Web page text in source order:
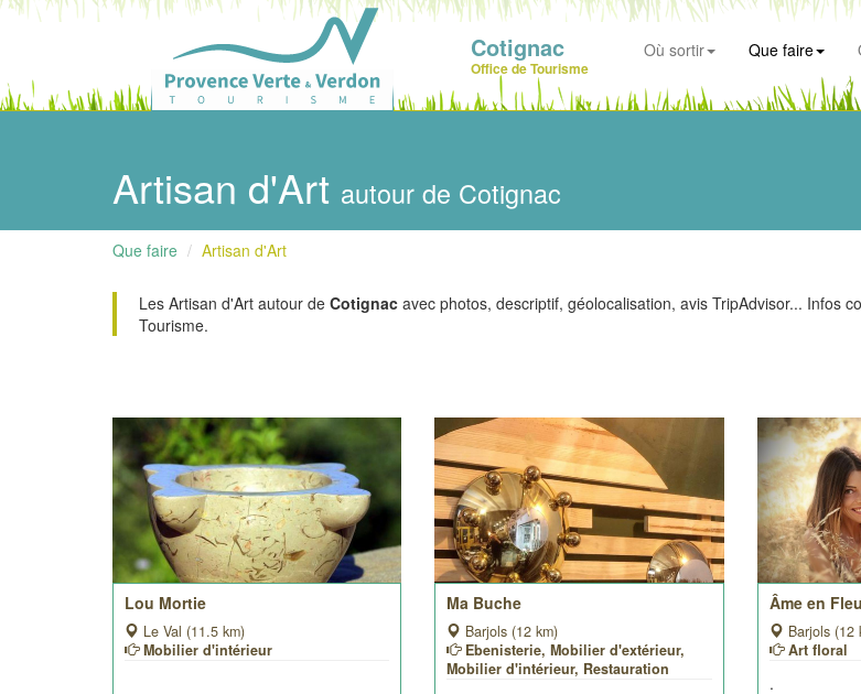
Cotignac
Office de Tourisme
Où sortir Que faire
Artisan d'Art autour de Cotignac
Que faire Artisan d'Art
Les Artisan d'Art autour de Cotignac avec photos, descriptif, géolocalisation, avis TripAdvisor... Infos
Tourisme.
Lou Mortie
Le Val (11.5 km)
Mobilier d'intérieur
Ma Buche
Barjols (12 km)
Ebenisterie, Mobilier d'extérieur,
Mobilier d'intérieur, Restauration
Âme en
Barjols (12
Art floral
.